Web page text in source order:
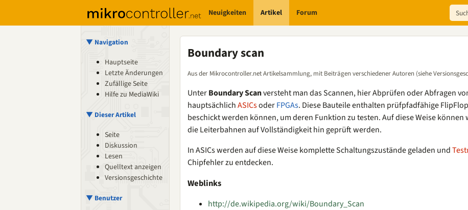
Neuigkeiten Artikel Forum
▼ Navigation
Hauptseite
Letzte Änderungen
Zufällige Seite
Hilfe zu MediaWiki
▼ Dieser Artikel
Seite
Diskussion
Lesen
Quelltext anzeigen
Versionsgeschichte
▼ Benutzer
Boundary scan
Aus der Mikrocontroller.net Artikelsammlung, mit Beiträgen verschiedener Autoren (siehe
UnterBoundary Scanversteht man das Scannen, hier Abprüfen oder Abfragen
hauptsächlichASICsoderFPGAs. Diese Bauteile enthalten prüfpfadfähige
beschickt werden können, um deren Funktion zu testen. Auf diese Weise
die Leiterbahnen auf Vollständigkeit hin geprüft werden.
In ASICs werden auf diese Weise komplette Schaltungszustände geladen und
Chipfehler zu entdecken.
Weblinks
http://de.wikipedia.org/wiki/Boundary_Scan